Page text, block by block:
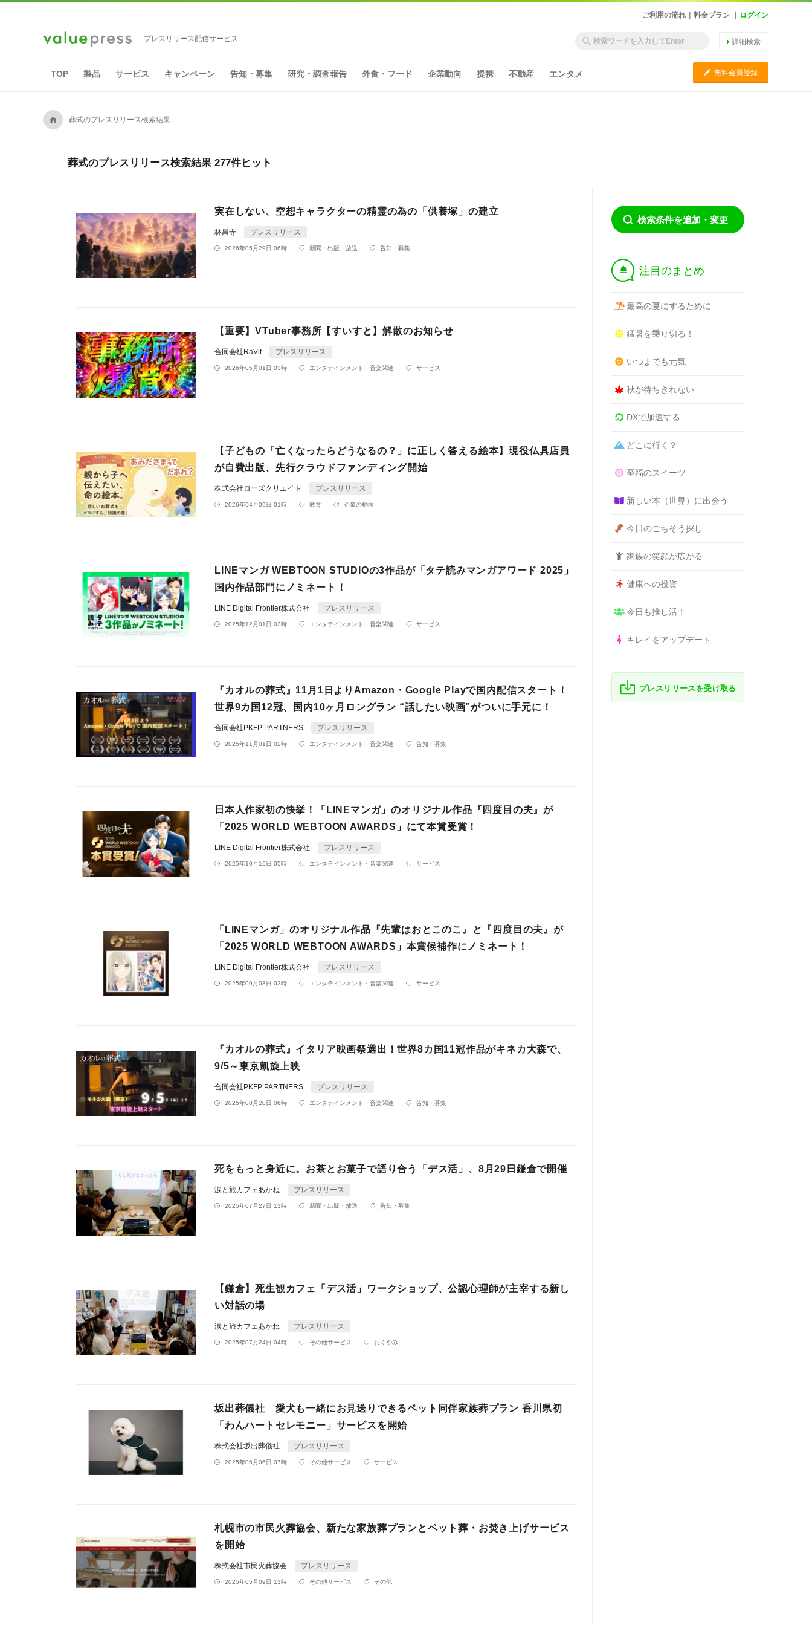
ご利用の流れ 料金プラン ログイン
プレスリリース配信サービス 詳細検索
TOP 製品 サービス キャンペーン 告知・募集 研究・調査報告 外食・フード 企業動向 提携 不動産 エンタメ C 無料会員登録
A 葬式のプレスリリース検索結果
葬式のプレスリリース検索結果 277件ヒット
実在しない、空想キャラクターの精霊の為の「供養塚」の建立
林昌寺 プレスリリース
2026年05月29日 06時 新聞・出版・放送 告知・募集
【重要】VTuber事務所【すいすと】解散のお知らせ
合同会社RaVit プレスリリース
2026年05月01日 03時 エンタテインメント・音楽関連 サービス
【子どもの「亡くなったらどうなるの？」に正しく答える絵本】現役仏具店員
が自費出版、先行クラウドファンディング開始
株式会社ローズクリエイト プレスリリース
2026年04月09日 01時 教育 企業の動向
LINEマンガ WEBTOON STUDIOの3作品が「タテ読みマンガアワード 2025」
国内作品部門にノミネート！
LINE Digital Frontier株式会社 プレスリリース
2025年12月01日 03時 エンタテインメント・音楽関連 サービス
『カオルの葬式』11月1日よりAmazon・Google Playで国内配信スタート！
世界9カ国12冠、国内10ヶ月ロングラン “話したい映画”がついに手元に！
合同会社PKFP PARTNERS プレスリリース
2025年11月01日 02時 エンタテインメント・音楽関連 告知・募集
日本人作家初の快挙！「LINEマンガ」のオリジナル作品『四度目の夫』が
「2025 WORLD WEBTOON AWARDS」にて本賞受賞！
LINE Digital Frontier株式会社 プレスリリース
2025年10月16日 05時 エンタテインメント・音楽関連 サービス
「LINEマンガ」のオリジナル作品『先輩はおとこのこ』と『四度目の夫』が
「2025 WORLD WEBTOON AWARDS」本賞候補作にノミネート！
LINE Digital Frontier株式会社 プレスリリース
2025年09月03日 03時 エンタテインメント・音楽関連 サービス
『カオルの葬式』イタリア映画祭選出！世界8カ国11冠作品がキネカ大森で、
9/5～東京凱旋上映
合同会社PKFP PARTNERS プレスリリース
2025年08月20日 06時 エンタテインメント・音楽関連 告知・募集
死をもっと身近に。お茶とお菓子で語り合う「デス活」、8月29日鎌倉で開催
涙と旅カフェあかね プレスリリース
2025年07月27日 13時 新聞・出版・放送 告知・募集
【鎌倉】死生観カフェ「デス活」ワークショップ、公認心理師が主宰する新し
い対話の場
涙と旅カフェあかね プレスリリース
2025年07月24日 04時 その他サービス おくやみ
坂出葬儀社 愛犬も一緒にお見送りできるペット同伴家族葬プラン 香川県初
「わんハートセレモニー」サービスを開始
株式会社坂出葬儀社 プレスリリース
2025年06月06日 07時 その他サービス サービス
札幌市の市民火葬協会、新たな家族葬プランとペット葬・お焚き上げサービス
を開始
株式会社市民火葬協会 プレスリリース
2025年05月09日 13時 その他サービス その他
検索条件を追加・変更
† 注目のまとめ
最高の夏にするために
猛暑を乗り切る！
いつまでも元気
秋が待ちきれない
DXで加速する
どこに行く？
至福のスイーツ
新しい本（世界）に出会う
今日のごちそう探し
家族の笑顔が広がる
健康への投資
今日も推し活！
キレイをアップデート
プレスリリースを受け取る